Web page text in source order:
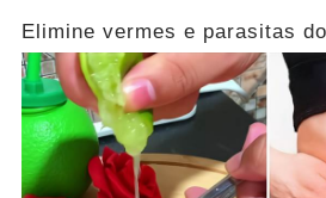
Elimine vermes e parasitas